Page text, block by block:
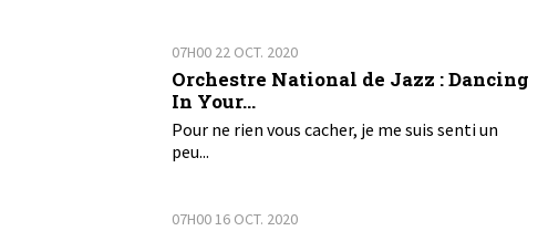
07H00 22 OCT. 2020
Orchestre National de Jazz : Dancing
In Your...
Pour ne rien vous cacher, je me suis senti un
peu...
07H00 16 OCT. 2020